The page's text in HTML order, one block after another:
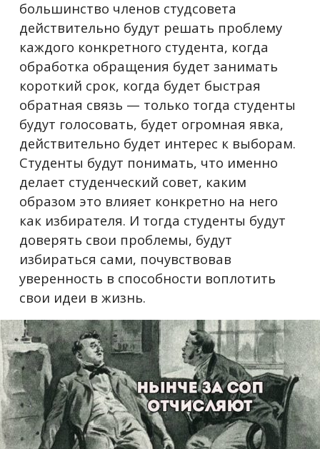
большинство членов студсовета
действительно будут решать проблему
каждого конкретного студента, когда
обработка обращения будет занимать
короткий срок, когда будет быстрая
обратная связь — только тогда студенты
будут голосовать, будет огромная явка,
действительно будет интерес к выборам.
Студенты будут понимать, что именно
делает студенческий совет, каким
образом это влияет конкретно на него
как избирателя. И тогда студенты будут
доверять свои проблемы, будут
избираться сами, почувствовав
уверенность в способности воплотить
свои идеи в жизнь.